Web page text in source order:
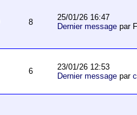
8
25/01/26 16:47
Dernier messagepar
6
23/01/26 12:53
Dernier messagepar